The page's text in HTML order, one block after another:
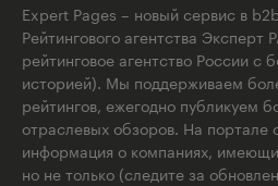
Expert Pages – новый сервис в
Рейтингового агентства Эксперт
рейтинговое агентство России с
историей). Мы поддерживаем
рейтингов, ежегодно публикуем
отраслевых обзоров. На портале
информация о компаниях,
но не только (следите за